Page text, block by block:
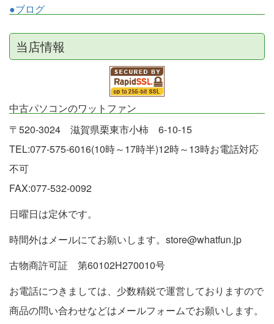
●ブログ
当店情報
中古パソコンのワットファン
〒520-3024 滋賀県栗東市小柿 6-10-15
TEL:077-575-6016(10時～17時半)12時～13時お電話対応
不可
FAX:077-532-0092
日曜日は定休です。
時間外はメールにてお願いします。store@whatfun.jp
古物商許可証 第60102H270010号
お電話につきましては、少数精鋭で運営しておりますので
商品の問い合わせなどはメールフォームでお願いします。